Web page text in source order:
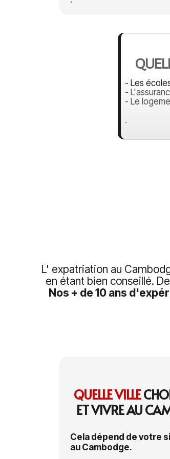
- Les
-
- Le
.
L' expatriation au
en étant bien conseillé.
Nos + de 10 ans
QUELLE VILLE
ET VIVRE AU
Cela dépend de votre
au Cambodge.